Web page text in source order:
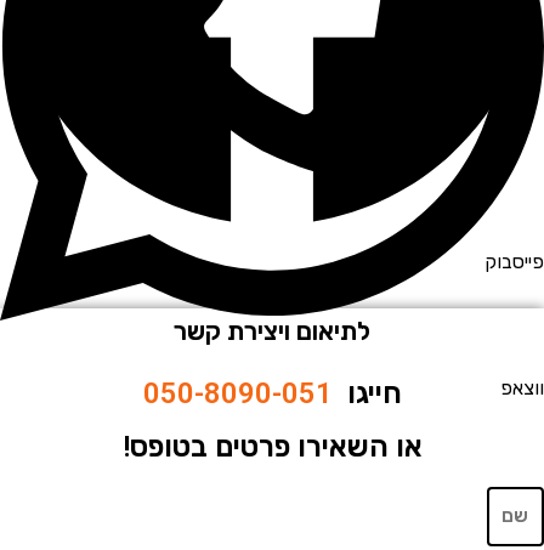
לתיאום ויצירת קשר
חייגו050-8090-051
או השאירו פרטים בטופס!